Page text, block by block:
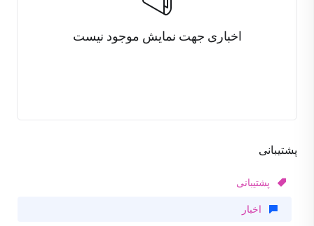
پشتیبانی
پشتیبانی
اخبار
اخباری جهت نمایش موجود نیست